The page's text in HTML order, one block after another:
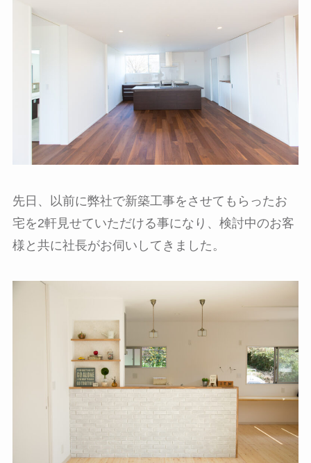
先日、以前に弊社で新築工事をさせてもらったお
宅を2軒見せていただける事になり、検討中のお客
様と共に社長がお伺いしてきました。